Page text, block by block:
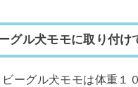
グル犬モモに取り付け
ビーグル犬モモは体重１